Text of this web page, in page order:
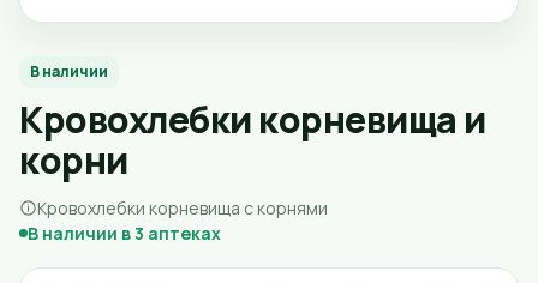
В наличии
Кровохлебки корневища и
корни
Кровохлебки корневища с корнями
В наличии в 3 аптеках